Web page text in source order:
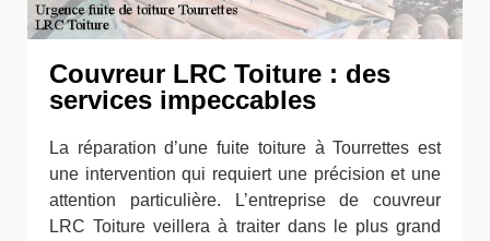
Couvreur LRC Toiture : des
services impeccables
La réparation d’une fuite toiture à Tourrettes est
une intervention qui requiert une précision et une
attention particulière. L’entreprise de couvreur
LRC Toiture veillera à traiter dans le plus grand